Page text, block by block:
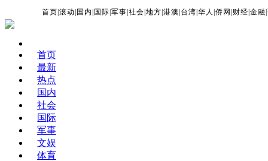
首页 |滚动 国内 国际 |军事 |社会 |地方 |港澳 台湾 |华人 |侨网 财经 |金融 |
首页
最新
热点
国内
社会
国际
军事
文娱
体育